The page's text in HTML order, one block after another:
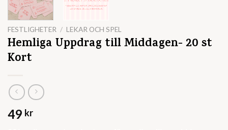
FESTLIGHETER / LEKAR OCH SPEL
Hemliga Uppdrag till Middagen- 20 st
Kort
49 kr